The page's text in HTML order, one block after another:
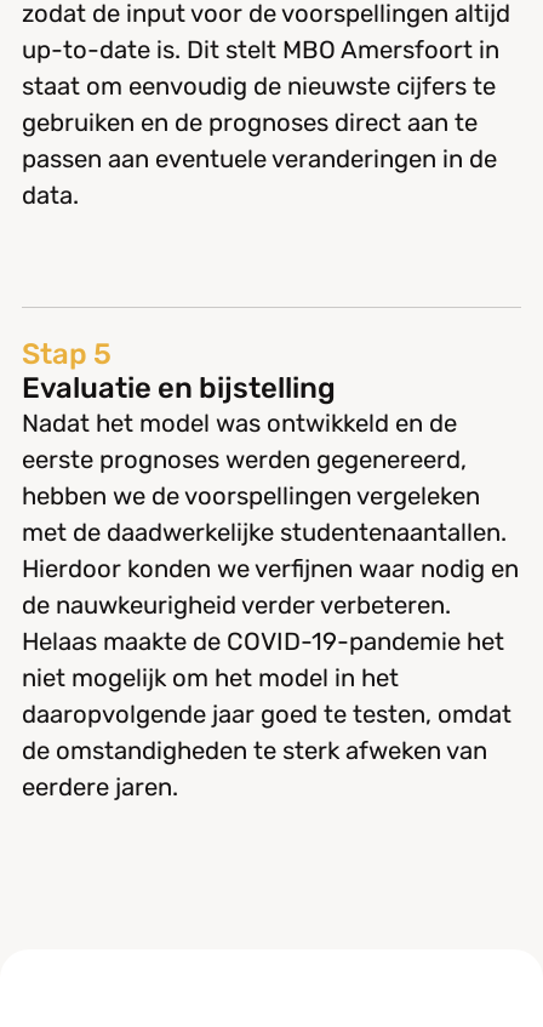
zodat de input voor de voorspellingen altijd
up-to-date is. Dit stelt MBO Amersfoort in
staat om eenvoudig de nieuwste cijfers te
gebruiken en de prognoses direct aan te
passen aan eventuele veranderingen in de
data.
Stap 5
Evaluatie en bijstelling
Nadat het model was ontwikkeld en de
eerste prognoses werden gegenereerd,
hebben we de voorspellingen vergeleken
met de daadwerkelijke studentenaantallen.
Hierdoor konden we verfijnen waar nodig en
de nauwkeurigheid verder verbeteren.
Helaas maakte de COVID-19-pandemie het
niet mogelijk om het model in het
daaropvolgende jaar goed te testen, omdat
de omstandigheden te sterk afweken van
eerdere jaren.